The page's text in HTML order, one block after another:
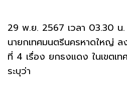
29 พ.ย. 2567 เวลา 03.30
นายกเทศมนตรีนครหาดใหญ่
ที่ 4 เรื่อง ยกธงแดง ในเขตเ
ระบุว่า